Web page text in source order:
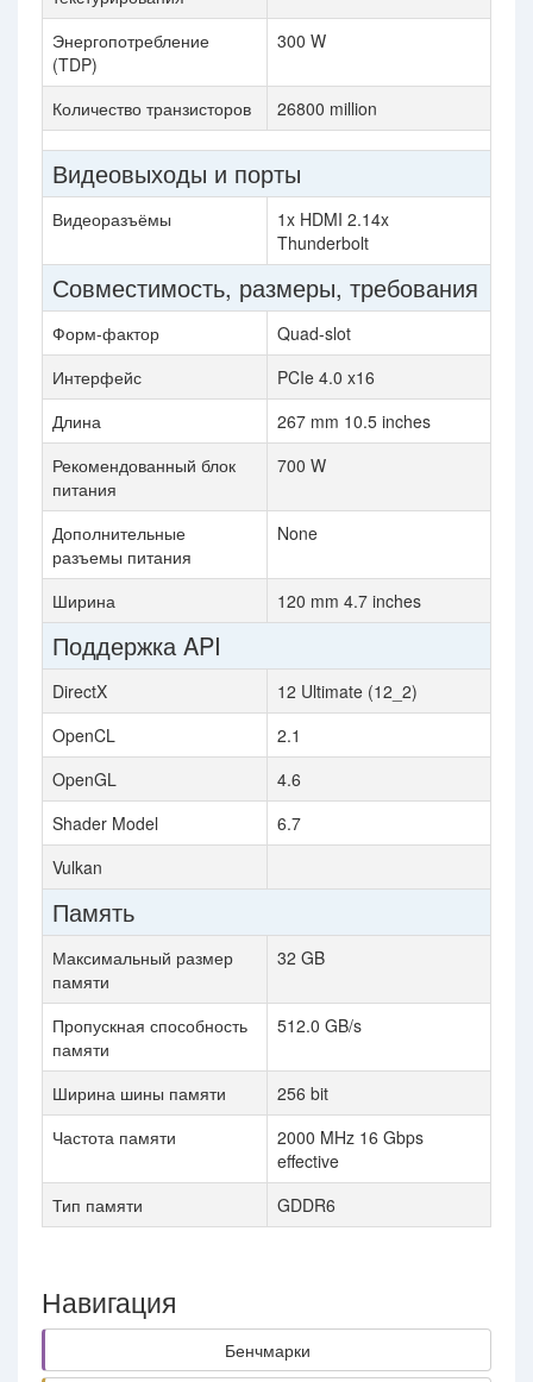
Энергопотребление
(TDP)
300 W
Количество транзисторов 26800 million
Видеовыходы и порты
Видеоразъёмы
1x HDMI 2.14x
Thunderbolt
Совместимость, размеры, требования
Форм-фактор
Quad-slot
Интерфейс
PCIe 4.0 x16
Длина
267 mm 10.5 inches
Рекомендованный блок
питания
700 W
Дополнительные
разъемы питания
None
Ширина 120 mm 4.7 inches
Поддержка API
DirectX
12 Ultimate (12_2)
OpenCL
2.1
OpenGL
4.6
Shader Model
6.7
Vulkan
Память
Максимальный размер
памяти
32 GB
Пропускная способность
памяти
512.0 GB/s
Ширина шины памяти
256 bit
Частота памяти
2000 MHz 16 Gbps
effective
Тип памяти
GDDR6
Навигация
Бенчмарки